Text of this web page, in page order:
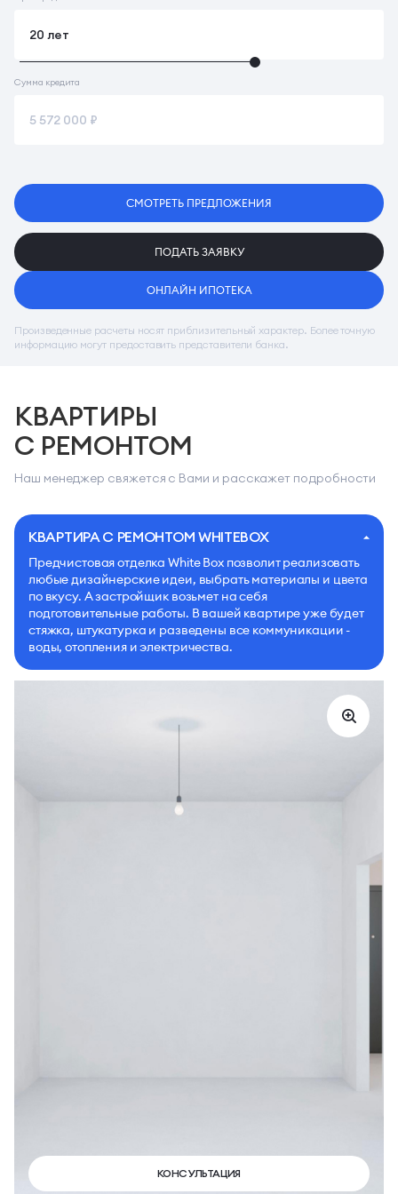
Сумма кредита
СМОТРЕТЬ ПРЕДЛОЖЕНИЯ
ПОДАТЬ ЗАЯВКУ
ОНЛАЙН ИПОТЕКА
Произведенные расчеты носят приблизительный характер. Более точную
информацию могут предоставить представители банка.
КВАРТИРЫ
С РЕМОНТОМ
Наш менеджер свяжется с Вами и расскажет подробности
КВАРТИРА С РЕМОНТОМ WHITEBOX
Предчистовая отделка White Box позволит реализовать
любые дизайнерские идеи, выбрать материалы и цвета
по вкусу. А застройщик возьмет на себя
подготовительные работы. В вашей квартире уже будет
стяжка, штукатурка и разведены все коммуникации -
воды, отопления и электричества.
КОНСУЛЬТАЦИЯ